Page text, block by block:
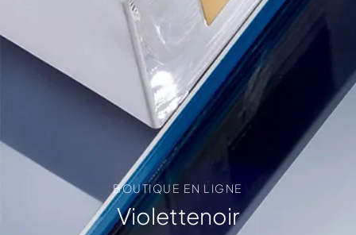
BOUTIQUE EN LIGNE
Violettenoir